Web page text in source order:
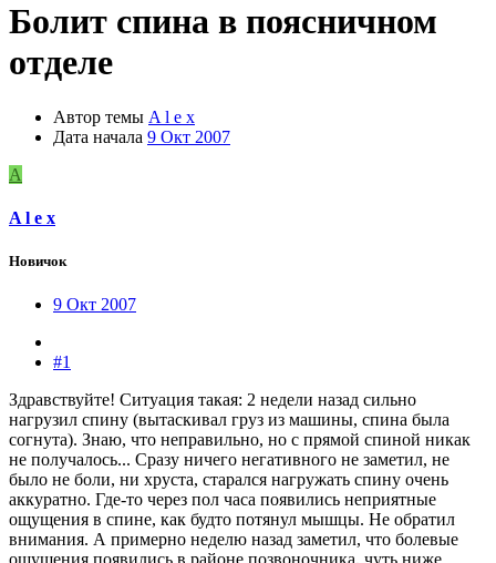
Болит спина в поясничном
отделе
Автор темы A l e x
Дата начала 9 Окт 2007
A
A l e x
Новичок
9 Окт 2007
#1
Здравствуйте! Ситуация такая: 2 недели назад сильно
нагрузил спину (вытаскивал груз из машины, спина была
согнута). Знаю, что неправильно, но с прямой спиной никак
не получалось... Сразу ничего негативного не заметил, не
было не боли, ни хруста, старался нагружать спину очень
аккуратно. Где-то через пол часа появились неприятные
ощущения в спине, как будто потянул мышцы. Не обратил
внимания. А примерно неделю назад заметил, что болевые